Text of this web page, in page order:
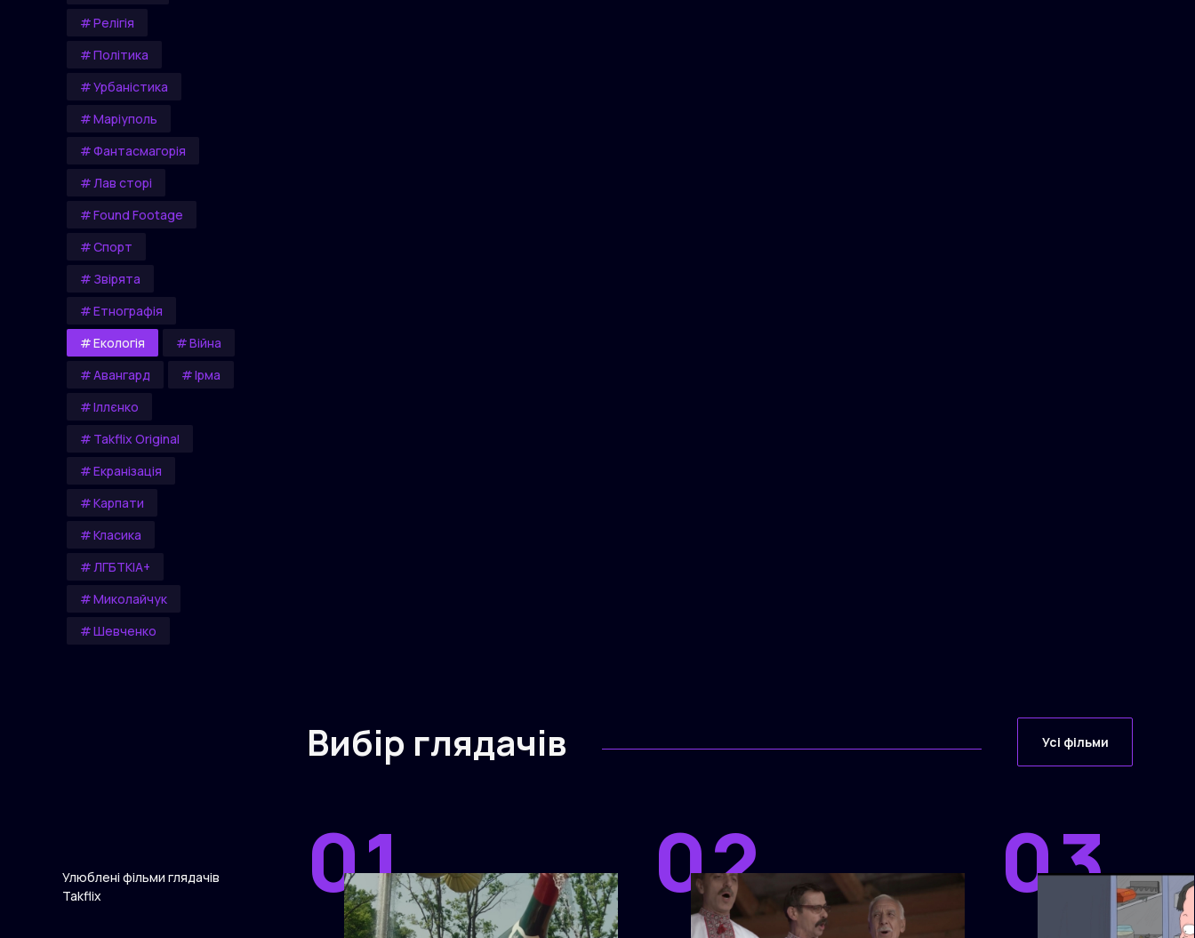
Релігія
Політика
Урбаністика
Маріуполь
Фантасмагорія
Лав сторі
Found Footage
Спорт
Звірята
Етнографія
Екологія
Війна
Авангард
Ірма
Іллєнко
Takflix Original
Екранізація
Карпати
Класика
ЛГБТКІА+
Миколайчук
Шевченко
Вибір глядачів Усі фільми
Улюблені фільми глядачів
Takflix
01 02 03